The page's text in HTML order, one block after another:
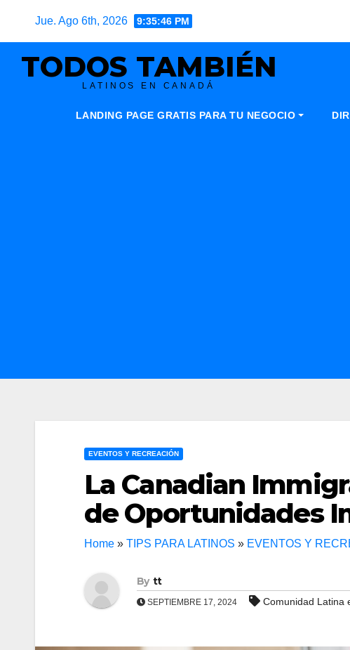
Jue. Ago 6th, 2026 9:35:47 PM
TODOS TAMBIÉN
LATINOS EN CANADÁ
LANDING PAGE GRATIS PARA TU NEGOCIO
EVENTOS Y RECREACIÓN
La Canadian
de Oportunidades
Home » TIPS PARA LATINOS » EVENTOS Y
By tt
SEPTIEMBRE 17, 2024 Comunidad Latina